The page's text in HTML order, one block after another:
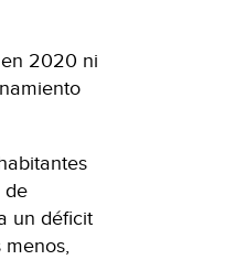
2020 ni
de
un déficit
menos,